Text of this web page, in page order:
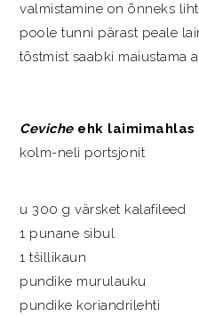
valmistamine on õnneks
poole tunni pärast peale
tõstmist saabki maiustama
Cevicheehk
kolm-neli portsjonit
u 300 g värsket kalafileed
1 punane sibul
1 tšillikaun
pundike murulauku
pundike koriandrilehti